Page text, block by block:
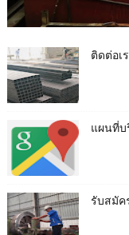
ติดต่อเ
แผนที่
รับสมัค